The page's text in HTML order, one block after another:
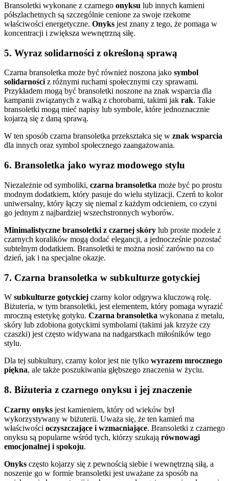
Bransoletki wykonane z czarnego onyksu lub innych kamieni
półszlachetnych są szczególnie cenione za swoje rzekome
właściwości energetyczne. Onyks jest znany z tego, że pomaga w
koncentracji i zwiększa wewnętrzną siłę.
5. Wyraz solidarności z określoną sprawą
Czarna bransoletka może być również noszona jako symbol
solidarności z różnymi ruchami społecznymi czy sprawami.
Przykładem mogą być bransoletki noszone na znak wsparcia dla
kampanii związanych z walką z chorobami, takimi jak rak. Takie
bransoletki mogą mieć napisy lub symbole, które jednoznacznie
kojarzą się z daną sprawą.
W ten sposób czarna bransoletka przekształca się w znak wsparcia
dla innych oraz symbol społecznego zaangażowania.
6. Bransoletka jako wyraz modowego stylu
Niezależnie od symboliki, czarna bransoletka może być po prostu
modnym dodatkiem, który pasuje do wielu stylizacji. Czerń to kolor
uniwersalny, który łączy się niemal z każdym odcieniem, co czyni
go jednym z najbardziej wszechstronnych wyborów.
Minimalistyczne bransoletki z czarnej skóry lub proste modele z
czarnych koralików mogą dodać elegancji, a jednocześnie pozostać
subtelnym dodatkiem. Bransoletki te można nosić zarówno na co
dzień, jak i na specjalne okazje.
7. Czarna bransoletka w subkulturze gotyckiej
W subkulturze gotyckiej czarny kolor odgrywa kluczową rolę.
Biżuteria, w tym bransoletki, jest elementem, który pomaga wyrazić
mroczną estetykę gotyku. Czarna bransoletka wykonana z metalu,
skóry lub zdobiona gotyckimi symbolami (takimi jak krzyże czy
czaszki) jest często widywana na nadgarstkach miłośników tego
stylu.
Dla tej subkultury, czarny kolor jest nie tylko wyrazem mrocznego
piękna, ale także poszukiwania głębszego znaczenia w życiu.
8. Biżuteria z czarnego onyksu i jej znaczenie
Czarny onyks jest kamieniem, który od wieków był
wykorzystywany w biżuterii. Uważa się, że ten kamień ma
właściwości oczyszczające i wzmacniające. Bransoletki z czarnego
onyksu są popularne wśród tych, którzy szukają równowagi
emocjonalnej i spokoju.
Onyks często kojarzy się z pewnością siebie i wewnętrzną siłą, a
noszenie go w formie bransoletki jest uważane za sposób na